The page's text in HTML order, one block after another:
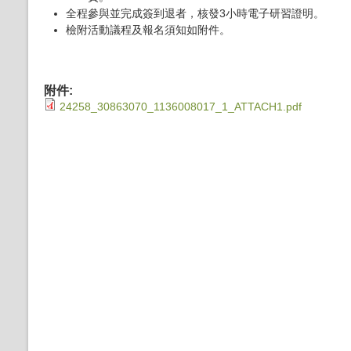
全程參與並完成簽到退者，核發3小時電子研習證明。
檢附活動議程及報名須知如附件。
附件:
24258_30863070_1136008017_1_ATTACH1.pdf